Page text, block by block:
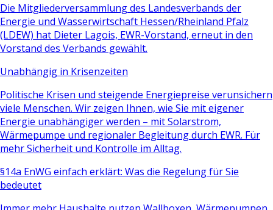
Die Mitgliederversammlung des Landesverbands der
Energie und Wasserwirtschaft Hessen/Rheinland Pfalz
(LDEW) hat Dieter Lagois, EWR-Vorstand, erneut in den
Vorstand des Verbands gewählt.
Unabhängig in Krisenzeiten
Politische Krisen und steigende Energiepreise verunsichern
viele Menschen. Wir zeigen Ihnen, wie Sie mit eigener
Energie unabhängiger werden – mit Solarstrom,
Wärmepumpe und regionaler Begleitung durch EWR. Für
mehr Sicherheit und Kontrolle im Alltag.
§14a EnWG einfach erklärt: Was die Regelung für Sie
bedeutet